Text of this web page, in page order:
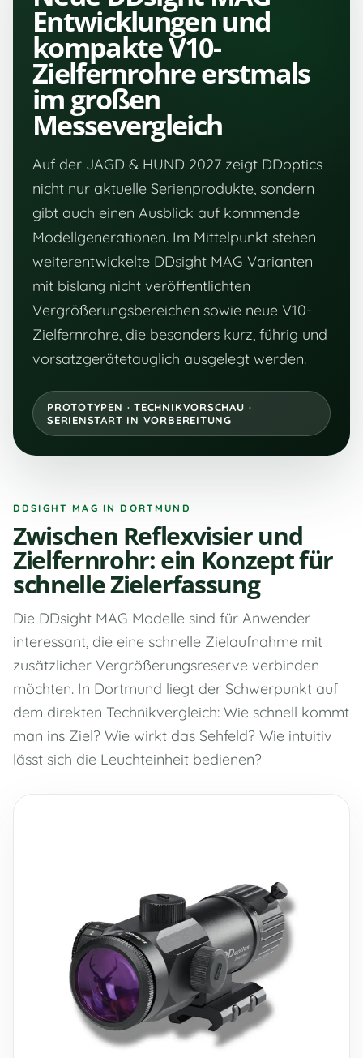
Entwicklungen und
kompakte V10-
Zielfernrohre erstmals
im großen
Messevergleich
Auf der JAGD & HUND 2027 zeigt DDoptics
nicht nur aktuelle Serienprodukte, sondern
gibt auch einen Ausblick auf kommende
Modellgenerationen. Im Mittelpunkt stehen
weiterentwickelte DDsight MAG Varianten
mit bislang nicht veröffentlichten
Vergrößerungsbereichen sowie neue V10-
Zielfernrohre, die besonders kurz, führig und
vorsatzgerätetauglich ausgelegt werden.
PROTOTYPEN · TECHNIKVORSCHAU ·
SERIENSTART IN VORBEREITUNG
DDSIGHT MAG IN DORTMUND
Zwischen Reflexvisier und
Zielfernrohr: ein Konzept für
schnelle Zielerfassung
Die DDsight MAG Modelle sind für Anwender
interessant, die eine schnelle Zielaufnahme mit
zusätzlicher Vergrößerungsreserve verbinden
möchten. In Dortmund liegt der Schwerpunkt auf
dem direkten Technikvergleich: Wie schnell kommt
man ins Ziel? Wie wirkt das Sehfeld? Wie intuitiv
lässt sich die Leuchteinheit bedienen?